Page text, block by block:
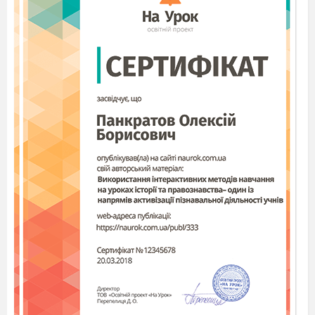
можемо визначати, коли ж сформувалась
українська мова. Очевидно, ще у 10
столітті.
Але володіли нею спочатку церковнослужителі
– елітні верстви Київської Русі.
Ведуча. Сучасна українська літературна
мова
остаточно сформувалась на початку 19
століття. Вважається,
що зачинателем її був
Іван Котляревський, а основоположником
Тарас Шевченко.
Ведучий.
Українська мова належить до
слов ’янської групи, яку ділять на східно-
слов’яські, західнослов’янські,
південнослов’янські підгрупи. Наша рідна
мова є східнослов’янською.
Ведуча.
10 стаття першого розділу
Конституції України зазначає: « Державною
мовою в Україні є українська мова. Держава